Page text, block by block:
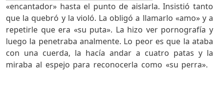
«encantador» hasta el punto de aislarla. Insistió tanto
que la quebró y la violó. La obligó a llamarlo «amo» y a
repetirle que era «su puta». La hizo ver pornografía y
luego la penetraba analmente. Lo peor es que la ataba
con una cuerda, la hacía andar a cuatro patas y la
miraba al espejo para reconocerla como «su perra».